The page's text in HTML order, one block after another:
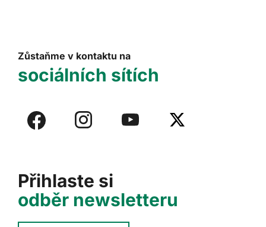
Přihlaste si
odběr newsletteru
Zůstaňme v kontaktu na
sociálních sítích